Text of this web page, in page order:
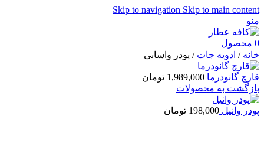
Skip to navigation Skip to main content
منو
0 محصول
خانه/ ادویه جات/ پودر واسابی
قارچ گانودرما 1,989,000 تومان
بازگشت به محصولات
پودر وانیل 198,000 تومان